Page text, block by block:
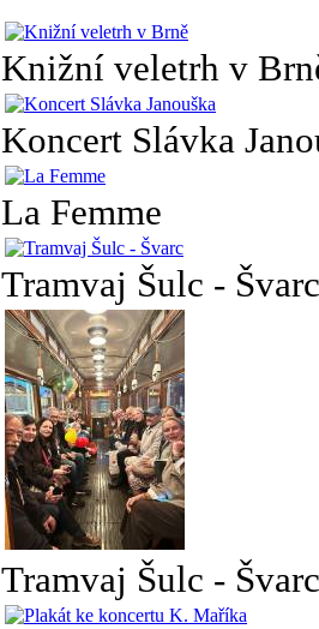
Knižní veletrh v
Koncert Slávka
La Femme
Tramvaj Šulc - Švarc
Tramvaj Šulc - Švarc